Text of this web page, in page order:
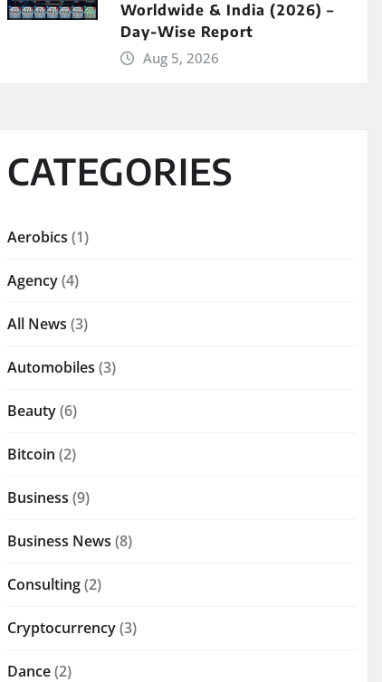
Worldwide & India (2026) –
Day-Wise Report
Aug 5, 2026
CATEGORIES
Aerobics (1)
Agency(4)
All News (3)
Automobiles (3)
Beauty(6)
Bitcoin (2)
Business (9)
Business News (8)
Consulting(2)
Cryptocurrency(3)
Dance(2)